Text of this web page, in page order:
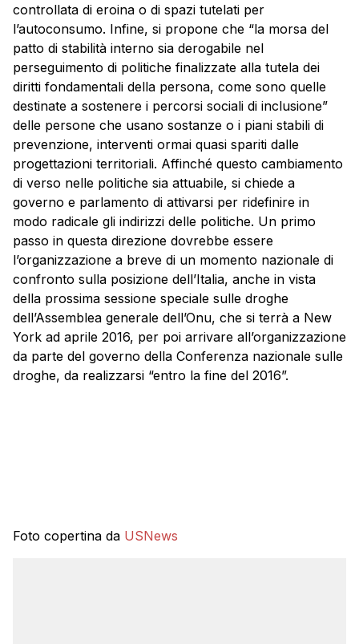
controllata di eroina o di spazi tutelati per
l’autoconsumo. Infine, si propone che “la morsa del
patto di stabilità interno sia derogabile nel
perseguimento di politiche finalizzate alla tutela dei
diritti fondamentali della persona, come sono quelle
destinate a sostenere i percorsi sociali di inclusione”
delle persone che usano sostanze o i piani stabili di
prevenzione, interventi ormai quasi spariti dalle
progettazioni territoriali. Affinché questo cambiamento
di verso nelle politiche sia attuabile, si chiede a
governo e parlamento di attivarsi per ridefinire in
modo radicale gli indirizzi delle politiche. Un primo
passo in questa direzione dovrebbe essere
l’organizzazione a breve di un momento nazionale di
confronto sulla posizione dell’Italia, anche in vista
della prossima sessione speciale sulle droghe
dell’Assemblea generale dell’Onu, che si terrà a New
York ad aprile 2016, per poi arrivare all’organizzazione
da parte del governo della Conferenza nazionale sulle
droghe, da realizzarsi “entro la fine del 2016”.
Foto copertina da USNews